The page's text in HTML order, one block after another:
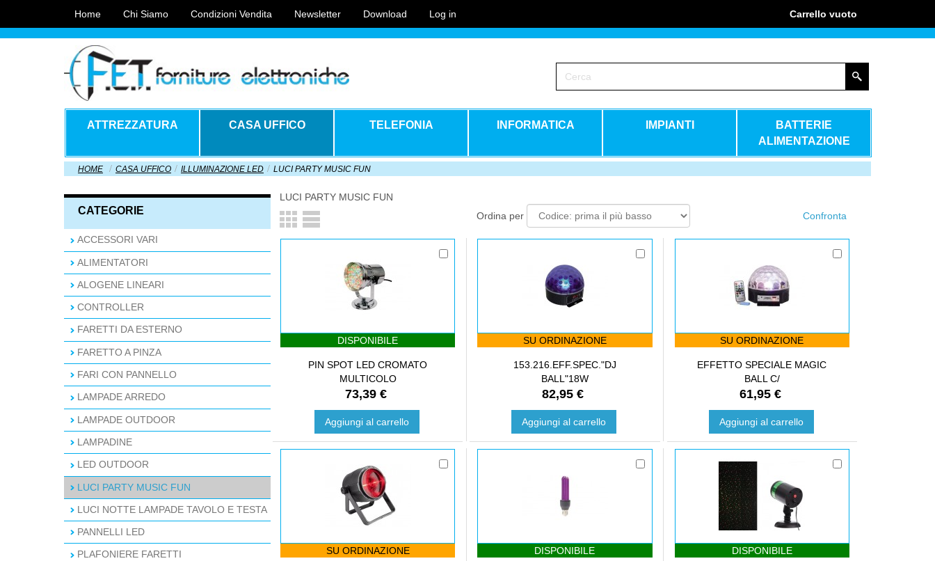
Home Chi Siamo Condizioni Vendita Newsletter Download Log in Carrello vuoto
ATTREZZATURA CASA UFFICO TELEFONIA INFORMATICA IMPIANTI
BATTERIE
ALIMENTAZIONE
HOME CASA UFFICO ILLUMINAZIONE LED LUCI PARTY MUSIC FUN
CATEGORIE
ACCESSORI VARI
ALIMENTATORI
ALOGENE LINEARI
CONTROLLER
FARETTI DA ESTERNO
FARETTO A PINZA
FARI CON PANNELLO
LAMPADE ARREDO
LAMPADE OUTDOOR
LAMPADINE
LED OUTDOOR
LUCI PARTY MUSIC FUN
LUCI NOTTE LAMPADE TAVOLO E TESTA
PANNELLI LED
PLAFONIERE FARETTI
LUCI PARTY MUSIC FUN
Ordina per
DISPONIBILE
PIN SPOT LED CROMATO
MULTICOLO
73,39 €
Aggiungi al carrello
SU ORDINAZIONE
153.216.EFF.SPEC."DJ
BALL"18W
82,95 €
Aggiungi al carrello
SU ORDINAZIONE
EFFETTO SPECIALE MAGIC
BALL C/
61,95 €
Aggiungi al carrello
SU ORDINAZIONE DISPONIBILE DISPONIBILE